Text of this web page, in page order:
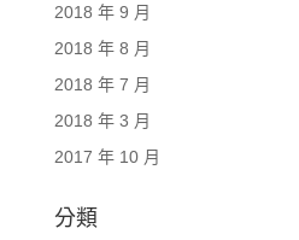
2018 年 9 月
2018 年 8 月
2018 年 7 月
2018 年 3 月
2017 年 10 月
分類